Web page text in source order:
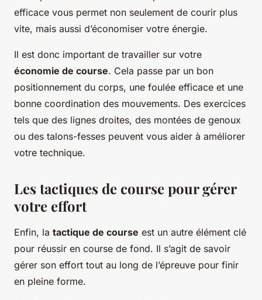
efficace vous permet non seulement de courir plus
vite, mais aussi d’économiser votre énergie.
Il est donc important de travailler sur votre
économie de course. Cela passe par un bon
positionnement du corps, une foulée efficace et une
bonne coordination des mouvements. Des exercices
tels que des lignes droites, des montées de genoux
ou des talons-fesses peuvent vous aider à améliorer
votre technique.
Les tactiques de course pour gérer
votre effort
Enfin, la tactique de course est un autre élément clé
pour réussir en course de fond. Il s’agit de savoir
gérer son effort tout au long de l’épreuve pour finir
en pleine forme.